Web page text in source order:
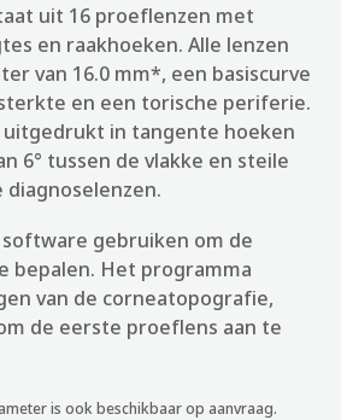
uit 16 proeflenzen met
en raakhoeken. Alle lenzen
van 16.0 mm*, een basiscurve
en een torische periferie.
in tangente hoeken
6° tussen de vlakke en steile
diagnoselenzen.
software gebruiken om de
bepalen. Het programma
van de corneatopografie,
de eerste proeflens aan te
is ook beschikbaar op aanvraag.